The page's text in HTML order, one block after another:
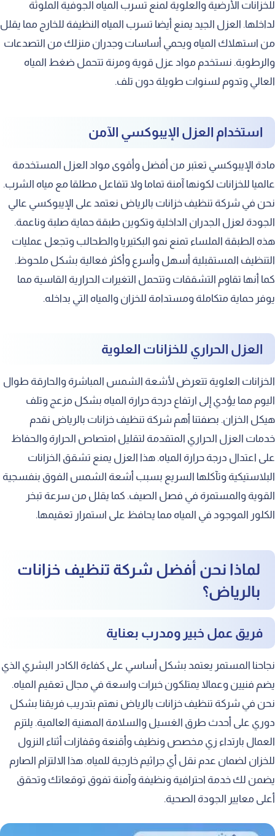
للخزانات الأرضية والعلوية لمنع تسرب المياه الجوفية الملوثة
لداخلها. العزل الجيد يمنع أيضا تسرب المياه النظيفة للخارج مما يقلل
من استهلاك المياه ويحمي أساسات وجدران منزلك من التصدعات
والرطوبة. نستخدم مواد عزل قوية ومرنة تتحمل ضغط المياه
العالي وتدوم لسنوات طويلة دون تلف.
استخدام العزل الإيبوكسي الآمن
مادة الإيبوكسي تعتبر من أفضل وأقوى مواد العزل المستخدمة
عالميا للخزانات لكونها آمنة تماما ولا تتفاعل مطلقا مع مياه الشرب.
نحن في شركة تنظيف خزانات بالرياض نعتمد على الإيبوكسي عالي
الجودة لعزل الجدران الداخلية وتكوين طبقة حماية صلبة وناعمة.
هذه الطبقة الملساء تمنع نمو البكتيريا والطحالب وتجعل عمليات
التنظيف المستقبلية أسهل وأسرع وأكثر فعالية بشكل ملحوظ.
كما أنها تقاوم التشققات وتتحمل التغيرات الحرارية القاسية مما
يوفر حماية متكاملة ومستدامة للخزان والمياه التي بداخله.
العزل الحراري للخزانات العلوية
الخزانات العلوية تتعرض لأشعة الشمس المباشرة والحارقة طوال
اليوم مما يؤدي إلى ارتفاع درجة حرارة المياه بشكل مزعج وتلف
هيكل الخزان. بصفتنا أهم شركة تنظيف خزانات بالرياض نقدم
خدمات العزل الحراري المتقدمة لتقليل امتصاص الحرارة والحفاظ
على اعتدال درجة حرارة المياه. هذا العزل يمنع تشقق الخزانات
البلاستيكية وتآكلها السريع بسبب أشعة الشمس الفوق بنفسجية
القوية والمستمرة في فصل الصيف. كما يقلل من سرعة تبخر
الكلور الموجود في المياه مما يحافظ على استمرار تعقيمها.
لماذا نحن أفضل شركة تنظيف خزانات
بالرياض؟
فريق عمل خبير ومدرب بعناية
نجاحنا المستمر يعتمد بشكل أساسي على كفاءة الكادر البشري الذي
يضم فنيين وعمالا يمتلكون خبرات واسعة في مجال تعقيم المياه.
نحن في شركة تنظيف خزانات بالرياض نهتم بتدريب فريقنا بشكل
دوري على أحدث طرق الغسيل والسلامة المهنية العالمية. يلتزم
العمال بارتداء زي مخصص ونظيف وأقنعة وقفازات أثناء النزول
للخزان لضمان عدم نقل أي جراثيم خارجية للمياه. هذا الالتزام الصارم
يضمن لك خدمة احترافية ونظيفة وآمنة تفوق توقعاتك وتحقق
أعلى معايير الجودة الصحية.